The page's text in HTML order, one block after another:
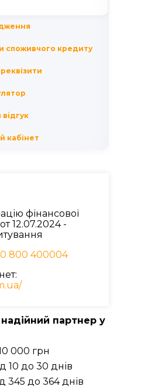
споживчого кредиту
кабінет
фінансової
12.07.2024 -
0 800 400004
партнер у
000 грн
10 до 30 днів
345 до 364 днів